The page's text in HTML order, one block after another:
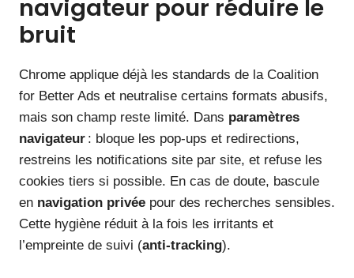
navigateur pour réduire le
bruit
Chrome applique déjà les standards de la Coalition
for Better Ads et neutralise certains formats abusifs,
mais son champ reste limité. Dans paramètres
navigateur : bloque les pop-ups et redirections,
restreins les notifications site par site, et refuse les
cookies tiers si possible. En cas de doute, bascule
en navigation privée pour des recherches sensibles.
Cette hygiène réduit à la fois les irritants et
l’empreinte de suivi (anti-tracking).